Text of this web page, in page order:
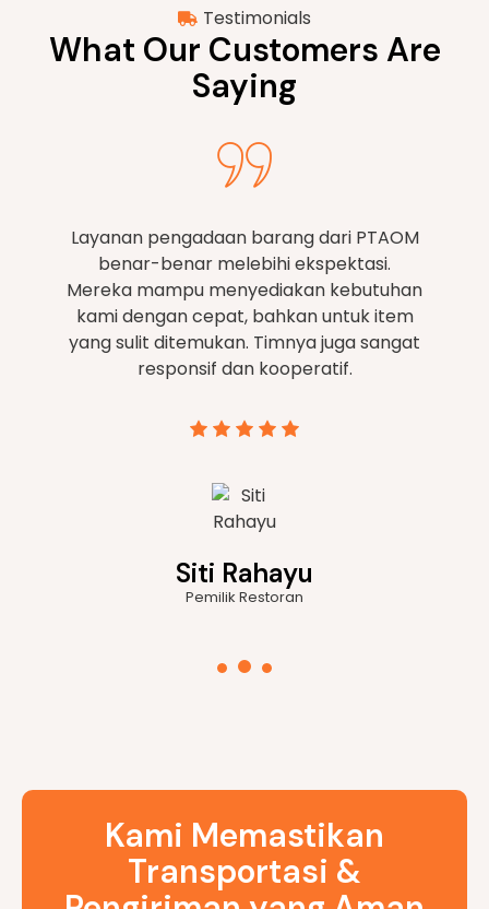
Testimonials
What Our Customers Are
Saying
Andi Wijaya
Kami sangat puas dengan layanan
terpadu dari [Nama Bisnis Anda]. Mulai
dari pengadaan hingga distribusi,
semuanya dikelola dengan
profesionalisme tinggi. Ini memungkinkan
kami untuk fokus pada inti bisnis tanpa
Kami Memastikan
Transportasi &